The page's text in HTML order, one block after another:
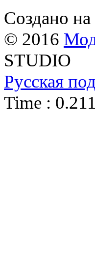
Создано на
© 2016
STUDIO
Русская
Time :